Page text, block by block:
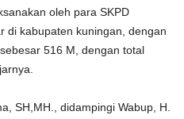
oleh para SKPD
di kabupaten kuningan, dengan
516 M, dengan total
SH,MH., didampingi Wabup, H.